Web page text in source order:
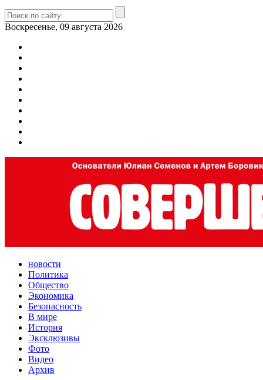
Воскресенье, 09 августа 2026
новости
Политика
Общество
Экономика
Безопасность
В мире
История
Эксклюзивы
Фото
Видео
Архив